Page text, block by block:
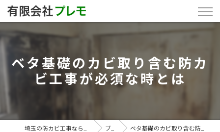
ベタ基礎のカビ取り含む防カ
ビ工事が必須な時とは
ブログ ベタ基礎のカビ取り含む防カビ工事が必須な時とは